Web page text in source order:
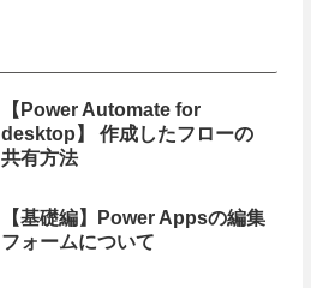
【Power Automate for
desktop】 作成したフローの
共有方法
【基礎編】Power Appsの編集
フォームについて